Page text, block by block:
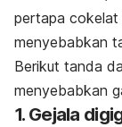
pertapa cokelat
menyebabkan
Berikut tanda
menyebabkan
1. Gejala